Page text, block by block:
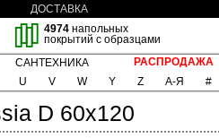
ДОСТАВКА
4974напольных
покрытий с образцами
САНТЕХНИКА
РАСПРОДАЖА
U V W Y Z А-Я #
D 60x120